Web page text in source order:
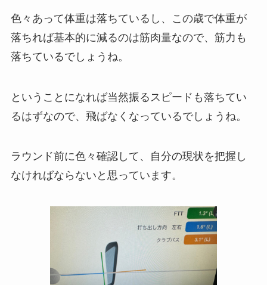
色々あって体重は落ちているし、この歳で体重が
落ちれば基本的に減るのは筋肉量なので、筋力も
落ちているでしょうね。
ということになれば当然振るスピードも落ちてい
るはずなので、飛ばなくなっているでしょうね。
ラウンド前に色々確認して、自分の現状を把握し
なければならないと思っています。